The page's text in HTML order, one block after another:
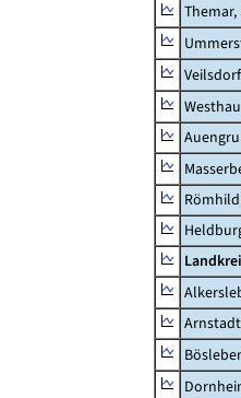
Veilsdorf